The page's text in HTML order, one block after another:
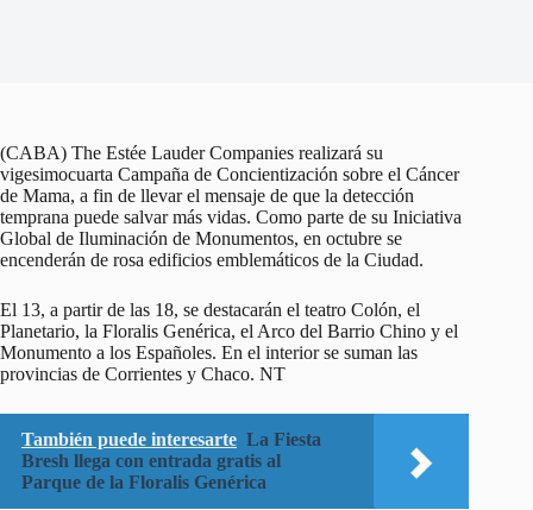
(CABA) The Estée Lauder Companies realizará su
vigesimocuarta Campaña de Concientización sobre el Cáncer
de Mama, a fin de llevar el mensaje de que la detección
temprana puede salvar más vidas. Como parte de su Iniciativa
Global de Iluminación de Monumentos, en octubre se
encenderán de rosa edificios emblemáticos de la Ciudad.
El 13, a partir de las 18, se destacarán el teatro Colón, el
Planetario, la Floralis Genérica, el Arco del Barrio Chino y el
Monumento a los Españoles. En el interior se suman las
provincias de Corrientes y Chaco. NT
También puede interesarte La Fiesta
Bresh llega con entrada gratis al
Parque de la Floralis Genérica